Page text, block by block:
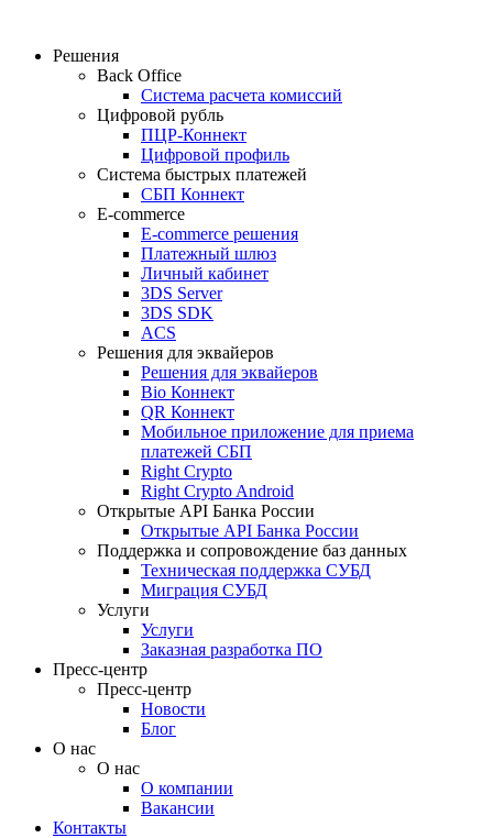
Решения
Back Office
Система расчета комиссий
Цифровой рубль
ПЦР-Коннект
Цифровой профиль
Система быстрых платежей
СБП Коннект
E-commerce
E-commerce решения
Платежный шлюз
Личный кабинет
3DS Server
3DS SDK
ACS
Решения для эквайеров
Решения для эквайеров
Bio Коннект
QR Коннект
Мобильное приложение для приема
платежей СБП
Right Crypto
Right Crypto Android
Открытые API Банка России
Открытые API Банка России
Поддержка и сопровождение баз данных
Техническая поддержка СУБД
Миграция СУБД
Услуги
Услуги
Заказная разработка ПО
Пресс-центр
Пресс-центр
Новости
Блог
О нас
О нас
О компании
Вакансии
Контакты